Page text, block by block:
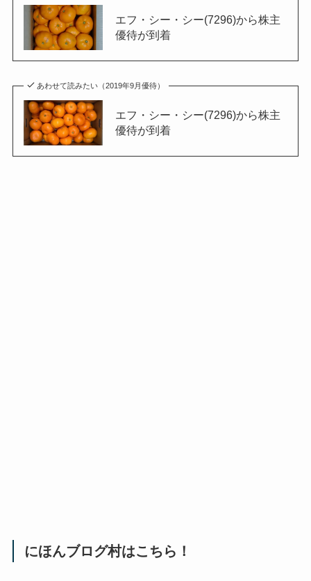
エフ・シー・シー(7296)から株主
優待が到着
あわせて読みたい（2019年9月優待）
エフ・シー・シー(7296)から株主
優待が到着
にほんブログ村はこちら！